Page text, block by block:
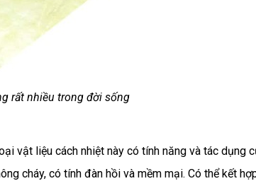
rất nhiều trong đời sống
vật liệu cách nhiệt này có tính năng và tác dụng
cháy, có tính đàn hồi và mềm mại. Có thể kết